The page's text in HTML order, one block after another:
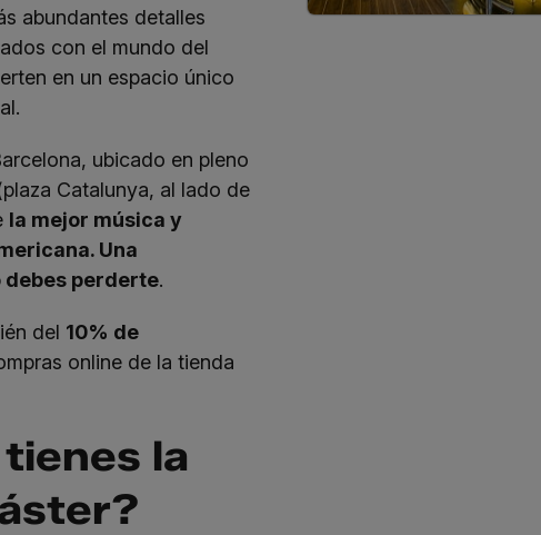
abundantes detalles
con el mundo del
en un espacio único
ubicado en pleno
Catalunya, al lado de
la mejor música y
Una
debes perderte.
del 10% de
online de la tienda
la